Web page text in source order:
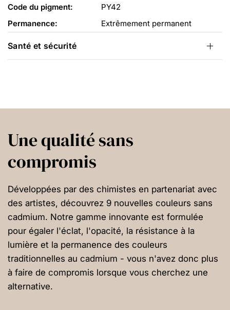
Code du pigment:
PY42
Permanence:
Extrêmement permanent
Santé et sécurité
Une qualité sans
compromis
Développées par des chimistes en partenariat avec
des artistes, découvrez 9 nouvelles couleurs sans
cadmium. Notre gamme innovante est formulée
pour égaler l'éclat, l'opacité, la résistance à la
lumière et la permanence des couleurs
traditionnelles au cadmium - vous n'avez donc plus
à faire de compromis lorsque vous cherchez une
alternative.